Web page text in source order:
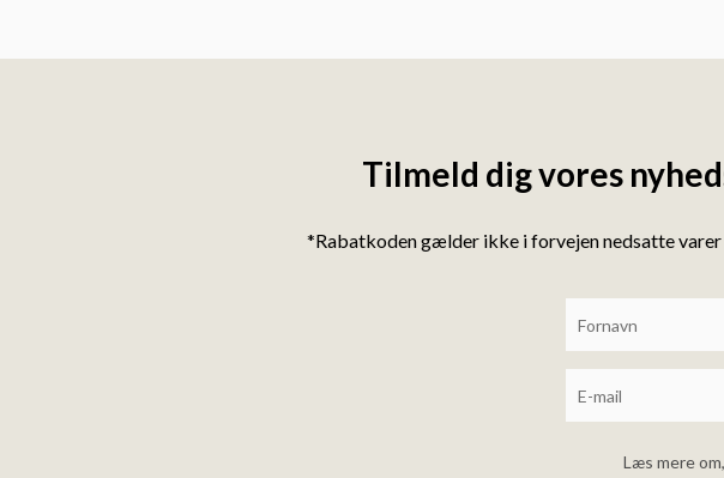
Tilmeld dig vores
*Rabatkoden gælder ikke i forvejen nedsatte
Læs mere